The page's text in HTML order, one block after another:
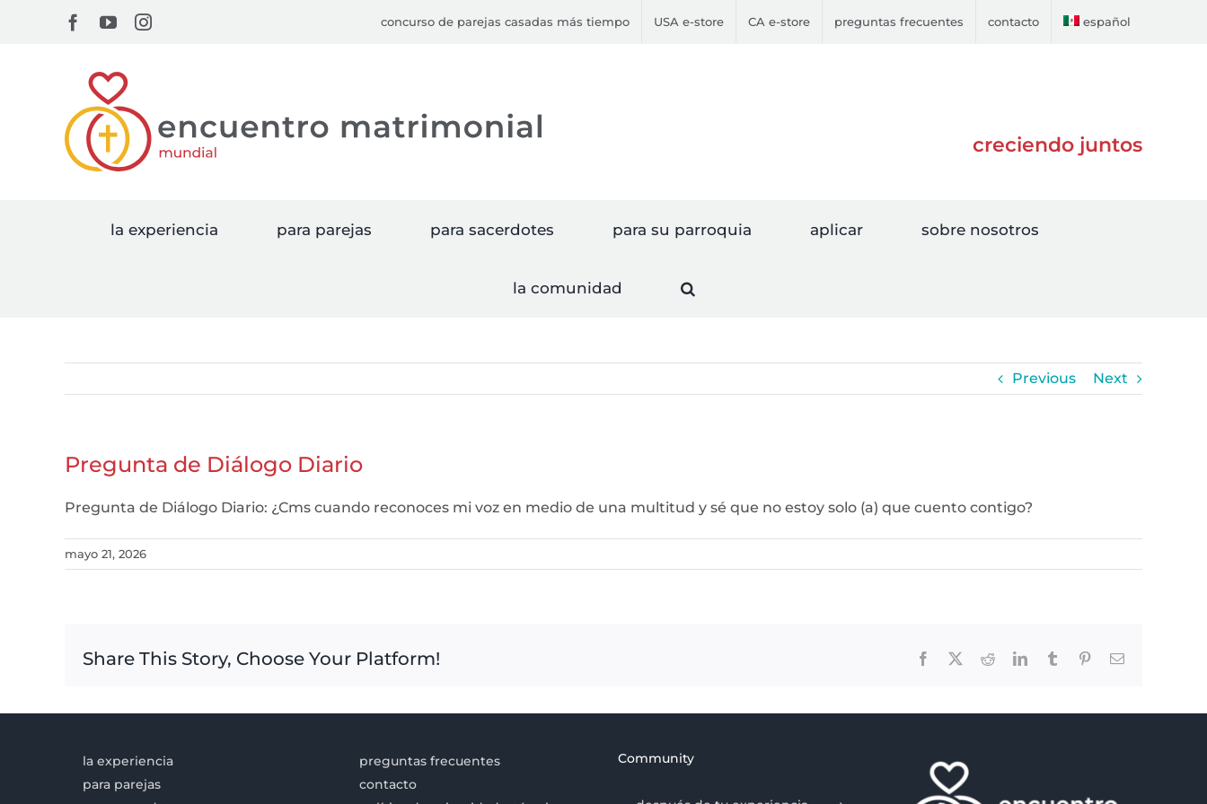
Facebook
YouTubeInstagram concurso de parejas casadas más tiempo USA e-store CA e-store preguntas frecuentes contacto español
creciendo juntos
la experiencia para parejas para sacerdotes para su parroquia aplicar sobre nosotros
la comunidad
Previous Next
Pregunta de Diálogo Diario
Pregunta de Diálogo Diario: ¿Cms cuando reconoces mi voz en medio de una multitud y sé que no estoy solo (a) que cuento contigo?
mayo 21, 2026
Share This Story, Choose Your Platform! Facebook RedditLinkedInTumblr PinterestEmail
la experiencia
para parejas
preguntas frecuentes
contacto
Community